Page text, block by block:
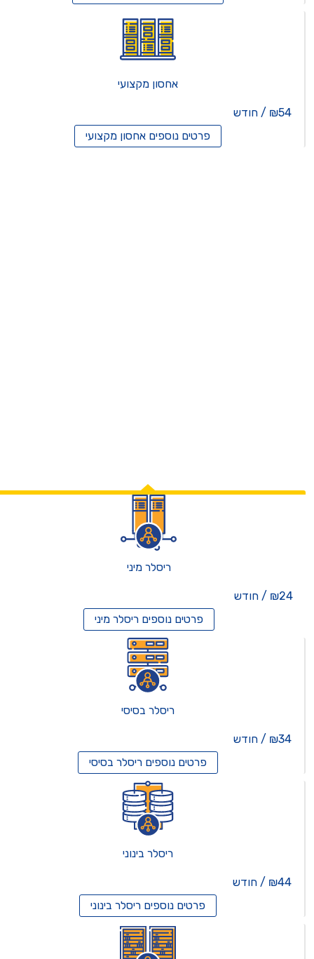
אחסון מקצועי
₪54 / חודש
פרטים נוספיםאחסון מקצועי
ריסלר מיני
₪24 / חודש
פרטים נוספיםריסלר מיני
ריסלר בסיסי
₪34 / חודש
פרטים נוספיםריסלר בסיסי
ריסלר בינוני
₪44 / חודש
פרטים נוספיםריסלר בינוני